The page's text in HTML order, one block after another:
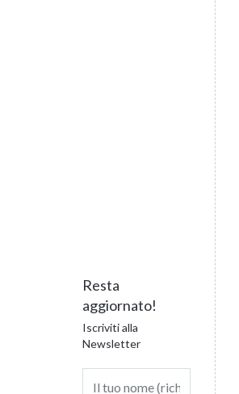
Resta
aggiornato!
Iscriviti alla
Newsletter